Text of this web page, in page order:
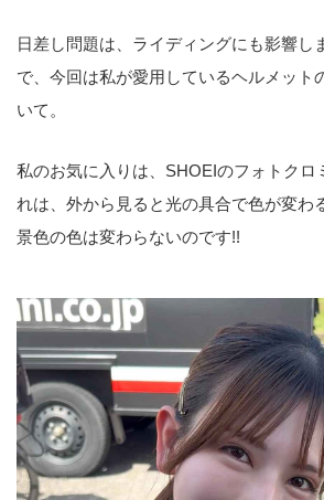
日差し問題は、ライディングにも影響し
で、今回は私が愛用しているヘルメット
いて。
私のお気に入りは、SHOEIのフォトクロ
れは、外から見ると光の具合で色が変わ
景色の色は変わらないのです!!